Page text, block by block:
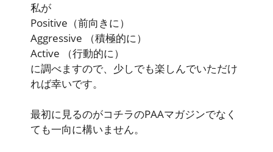
私が
Positive （前向きに）
Aggressive
（積極的に）
Active
（行動的に）
に調べますので、少しでも楽しんでいただけ
れば幸いです。
最初に見るのがコチラのPAAマガジンでなく
ても一向に構いません。